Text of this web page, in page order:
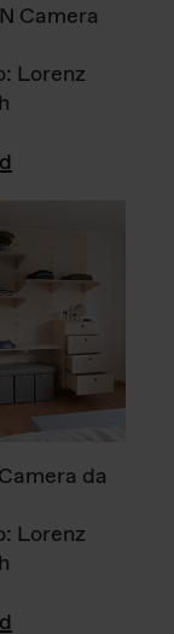
Camera
Lorenz
da
Lorenz